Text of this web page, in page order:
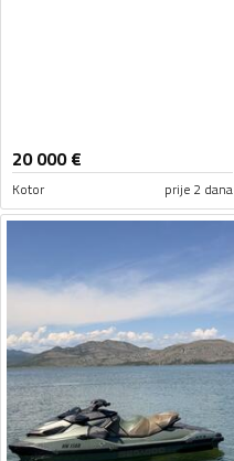
20 000€
Kotor prije 2 dana